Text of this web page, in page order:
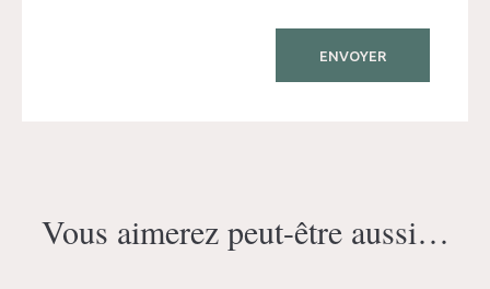
Vous aimerez peut-être aussi…